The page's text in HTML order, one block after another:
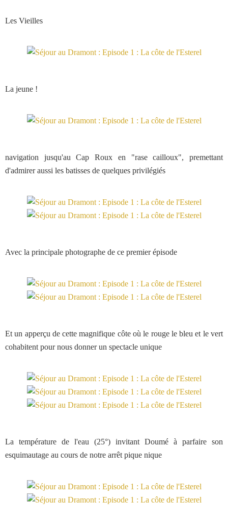
Les Vieilles
La jeune !
navigation jusqu'au Cap Roux en "rase cailloux", premettant
d'admirer aussi les batisses de quelques privilégiés
Avec la principale photographe de ce premier épisode
Et un apperçu de cette magnifique côte où le rouge le bleu et le vert
cohabitent pour nous donner un spectacle unique
La température de l'eau (25°) invitant Doumé à parfaire son
esquimautage au cours de notre arrêt pique nique